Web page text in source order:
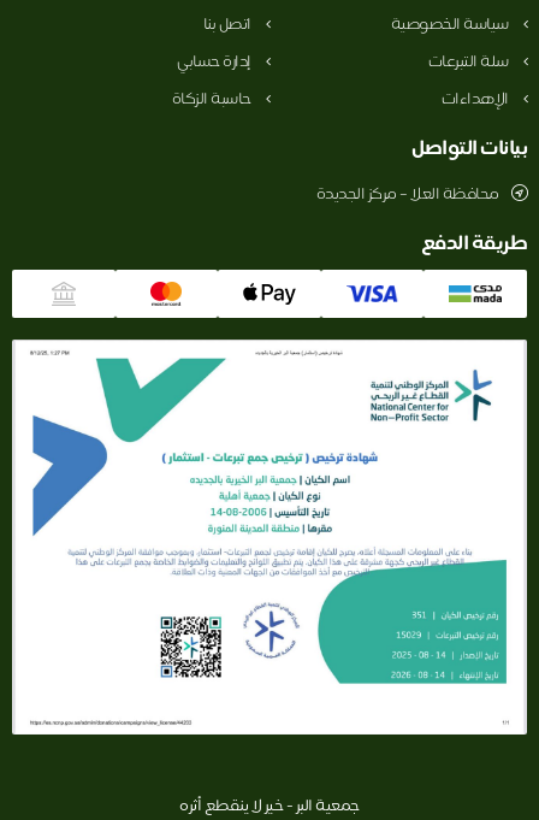
سياسة الخصوصية
اتصل بنا
سلة التبرعات
إدارة حسابي
الإهداءات
حاسبة الزكاة
بيانات التواصل
محافظة العلا – مركز الجديدة
طريقة الدفع
جمعية البر - خير لا ينقطع أثره